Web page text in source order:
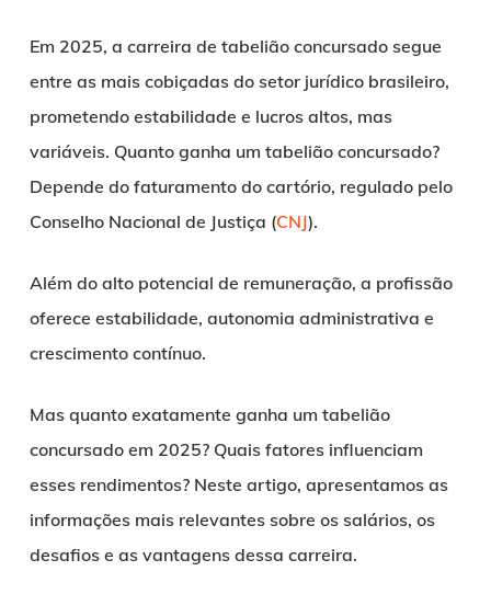
Em 2025, a carreira de tabelião concursado segue
entre as mais cobiçadas do setor jurídico brasileiro,
prometendo estabilidade e lucros altos, mas
variáveis. Quanto ganha um tabelião concursado?
Depende do faturamento do cartório, regulado pelo
Conselho Nacional de Justiça (CNJ).
Além do alto potencial de remuneração, a profissão
oferece estabilidade, autonomia administrativa e
crescimento contínuo.
Mas quanto exatamente ganha um tabelião
concursado em 2025? Quais fatores influenciam
esses rendimentos? Neste artigo, apresentamos as
informações mais relevantes sobre os salários, os
desafios e as vantagens dessa carreira.